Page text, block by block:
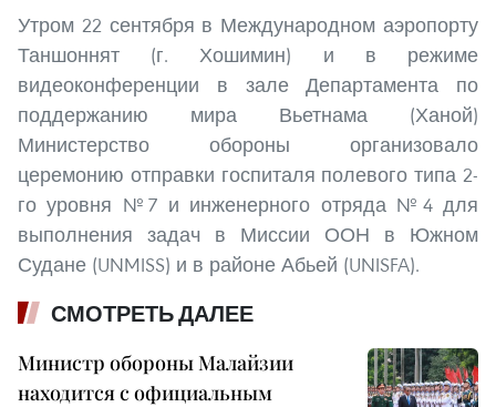
Утром 22 сентября в Международном аэропорту
Таншоннят (г. Хошимин) и в режиме
видеоконференции в зале Департамента по
поддержанию мира Вьетнама (Ханой)
Министерство обороны организовало
церемонию отправки госпиталя полевого типа 2-
го уровня №7 и инженерного отряда №4 для
выполнения задач в Миссии ООН в Южном
Судане (UNMISS) и в районе Абьей (UNISFA).
СМОТРЕТЬ ДАЛЕЕ
Министр обороны Малайзии
находится с официальным